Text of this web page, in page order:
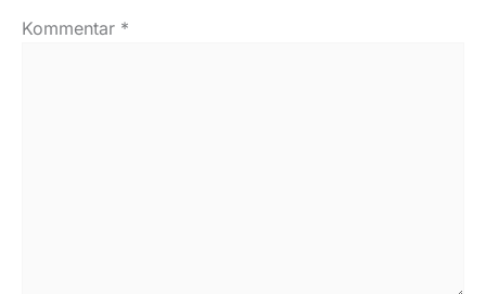
Kommentar *